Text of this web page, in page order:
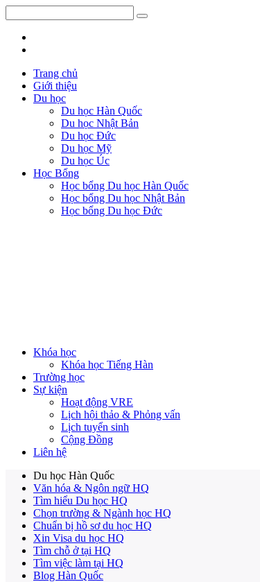
Trang chủ
Giới thiệu
Du học
Du học Hàn Quốc
Du học Nhật Bản
Du học Đức
Du học Mỹ
Du học Úc
Học Bổng
Học bổng Du học Hàn Quốc
Học bổng Du học Nhật Bản
Học bổng Du học Đức
Khóa học
Khóa học Tiếng Hàn
Trường học
Sự kiện
Hoạt động VRE
Lịch hội thảo & Phỏng vấn
Lịch tuyển sinh
Cộng Đồng
Liên hệ
Du học Hàn Quốc
Văn hóa & Ngôn ngữ HQ
Tìm hiểu Du học HQ
Chọn trường & Ngành học HQ
Chuẩn bị hồ sơ du học HQ
Xin Visa du học HQ
Tìm chỗ ở tại HQ
Tìm việc làm tại HQ
Blog Hàn Quốc